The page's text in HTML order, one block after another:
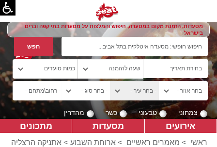
מסעדות, הזמנת מקום במסעדה, חיפוש והמלצות על מסעדות בתי קפה וברים
בישראל
צמחוני טבעוני כשר מהדרין
אירועים מסעדות מתכונים
ראשי > מאמרים ראשיים > ארוחת השבוע > אתניקה הרצליה